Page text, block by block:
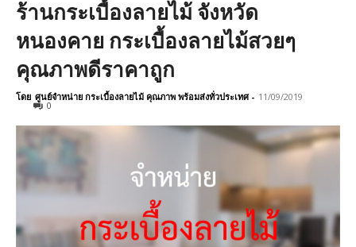
ร้านกระเบื้องลายไม้ จังหวัด
หนองคาย กระเบื้องลายไม้สวยๆ
คุณภาพดีราคาถูก
โดย ศูนย์จำหน่าย กระเบื้องลายไม้ คุณภาพ พร้อมส่งทั่วประเทศ- 11/09/2019
0